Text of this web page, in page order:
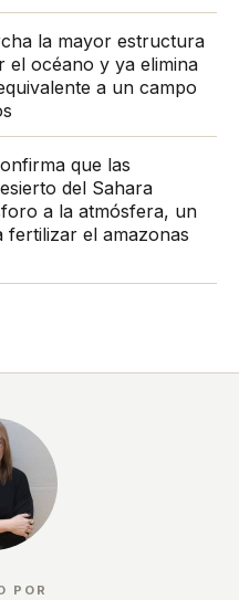
la mayor estructura
el océano y ya elimina
a un campo
que las
del Sahara
a la atmósfera, un
fertilizar el amazonas
POR